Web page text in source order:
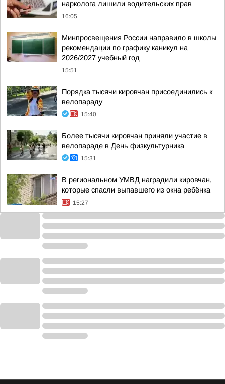
нарколога лишили водительских прав
16:05
Минпросвещения России направило в школы
рекомендации по графику каникул на
2026/2027 учебный год
15:51
Порядка тысячи кировчан присоединились к
велопараду
15:40
Более тысячи кировчан приняли участие в
велопараде в День физкультурника
15:31
В региональном УМВД наградили кировчан,
которые спасли выпавшего из окна ребёнка
15:27